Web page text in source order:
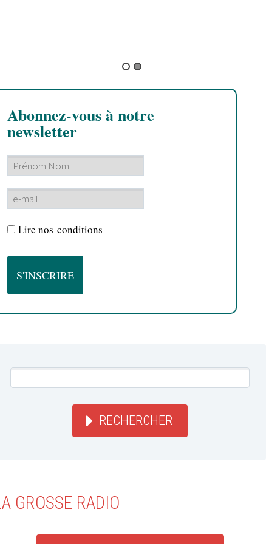
Abonnez-vous à notre
newsletter
Lire nos conditions
RECHERCHER
GROSSE RADIO